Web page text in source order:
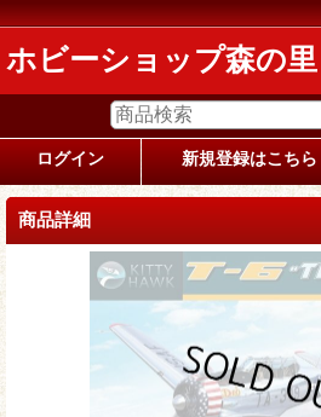
ホビーショップ森の
ログイン 新規登録はこちら
商品詳細